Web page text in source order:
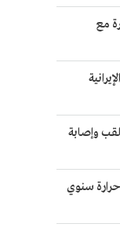
مع
وإصابة
سنوي